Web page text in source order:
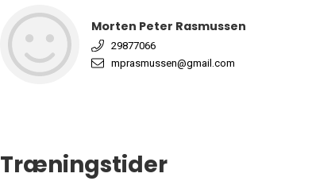
Morten Peter Rasmussen
29877066
mprasmussen@gmail.com
Træningstider